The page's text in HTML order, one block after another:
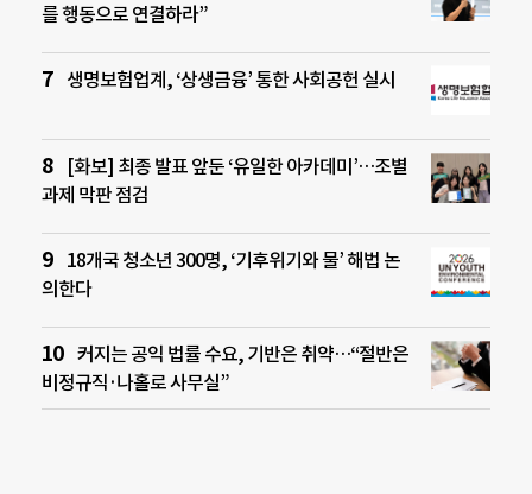
를 행동으로 연결하라”
생명보험업계, ‘상생금융’ 통한 사회공헌 실시
[화보] 최종 발표 앞둔 ‘유일한 아카데미’…조별
과제 막판 점검
18개국 청소년 300명, ‘기후위기와 물’ 해법 논
의한다
커지는 공익 법률 수요, 기반은 취약…“절반은
비정규직·나홀로 사무실”